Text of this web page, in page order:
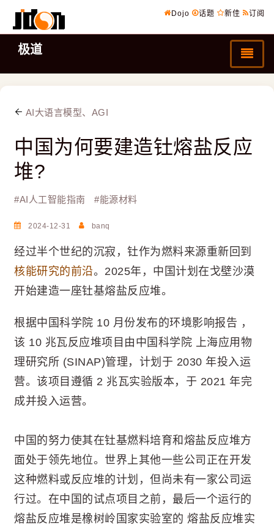
Dojo 话题 新佳 订阅
极道
AI大语言模型、AGI
中国为何要建造钍熔盐反应
堆?
#AI人工智能指南 #能源材料
2024-12-31 banq
经过半个世纪的沉寂，钍作为燃料来源重新回到
核能研究的前沿。2025年，中国计划在戈壁沙漠
开始建造一座钍基熔盐反应堆。
根据中国科学院 10 月份发布的环境影响报告 ，
该 10 兆瓦反应堆项目由中国科学院 上海应用物
理研究所 (SINAP)管理，计划于 2030 年投入运
营。该项目遵循 2 兆瓦实验版本，于 2021 年完
成并投入运营。
中国的努力使其在钍基燃料培育和熔盐反应堆方
面处于领先地位。世界上其他一些公司正在开发
这种燃料或反应堆的计划，但尚未有一家公司运
行过。在中国的试点项目之前，最后一个运行的
熔盐反应堆是橡树岭国家实验室的 熔盐反应堆实